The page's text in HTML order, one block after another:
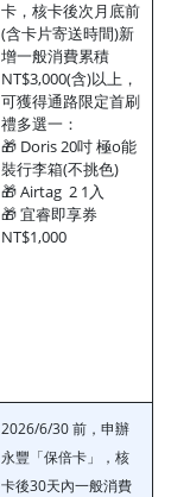
卡，核卡後次月底前
(含卡片寄送時間)新
增一般消費累積
NT$3,000(含)以上，
可獲得通路限定首刷
禮多選一：
🎁 Doris 20吋 極o能
裝行李箱(不挑色)
🎁 Airtag 2 1入
🎁 宜睿即享券
NT$1,000
2026/6/30 前，申辦
永豐「保倍卡」，核
卡後30天內一般消費